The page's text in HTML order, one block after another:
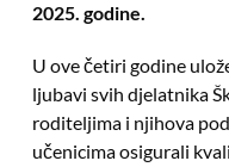
2025. godine.
U ove četiri godine
ljubavi svih djelatnika
roditeljima i njihova
učenicima osigurali